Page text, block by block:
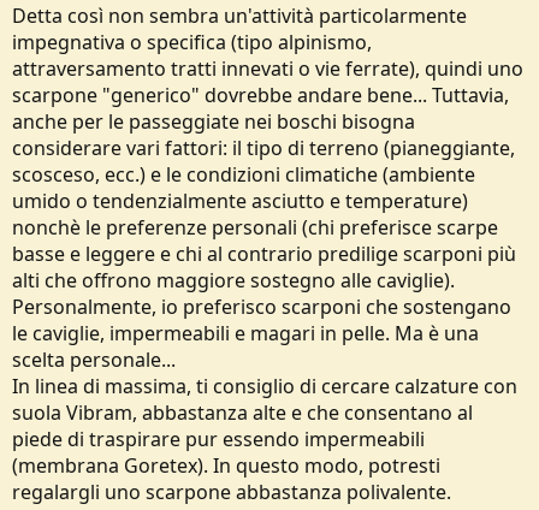
Detta così non sembra un'attività particolarmente
impegnativa o specifica (tipo alpinismo,
attraversamento tratti innevati o vie ferrate), quindi uno
scarpone "generico" dovrebbe andare bene... Tuttavia,
anche per le passeggiate nei boschi bisogna
considerare vari fattori: il tipo di terreno (pianeggiante,
scosceso, ecc.) e le condizioni climatiche (ambiente
umido o tendenzialmente asciutto e temperature)
nonchè le preferenze personali (chi preferisce scarpe
basse e leggere e chi al contrario predilige scarponi più
alti che offrono maggiore sostegno alle caviglie).
Personalmente, io preferisco scarponi che sostengano
le caviglie, impermeabili e magari in pelle. Ma è una
scelta personale...
In linea di massima, ti consiglio di cercare calzature con
suola Vibram, abbastanza alte e che consentano al
piede di traspirare pur essendo impermeabili
(membrana Goretex). In questo modo, potresti
regalargli uno scarpone abbastanza polivalente.